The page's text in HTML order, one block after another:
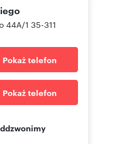
44A/1 35-311
Pokaż telefon
Pokaż telefon